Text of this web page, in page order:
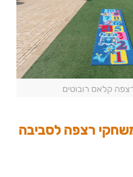
קלאס רובוטים
רצפה לסביבה